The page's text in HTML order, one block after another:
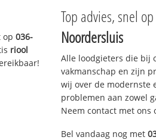
op036-
riool
Top advies, snel
Noordersluis
Alle loodgieters die bij
vakmanschap en zijn
wij over de modernste
problemen aan zowel
Neem contact met ons
Bel vandaag nog met